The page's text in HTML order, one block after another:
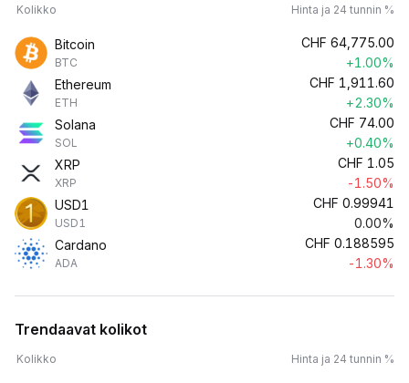
Kolikko Hinta ja 24 tunnin %
Bitcoin
BTC
CHF 64,775.00
+1.00%
Ethereum
ETH
CHF 1,911.60
+2.30%
Solana
SOL
CHF 74.00
+0.40%
XRP
XRP
CHF 1.05
-1.50%
USD1
USD1
CHF 0.99941
0.00%
Cardano
ADA
CHF 0.188595
-1.30%
Trendaavat kolikot
Kolikko Hinta ja 24 tunnin %